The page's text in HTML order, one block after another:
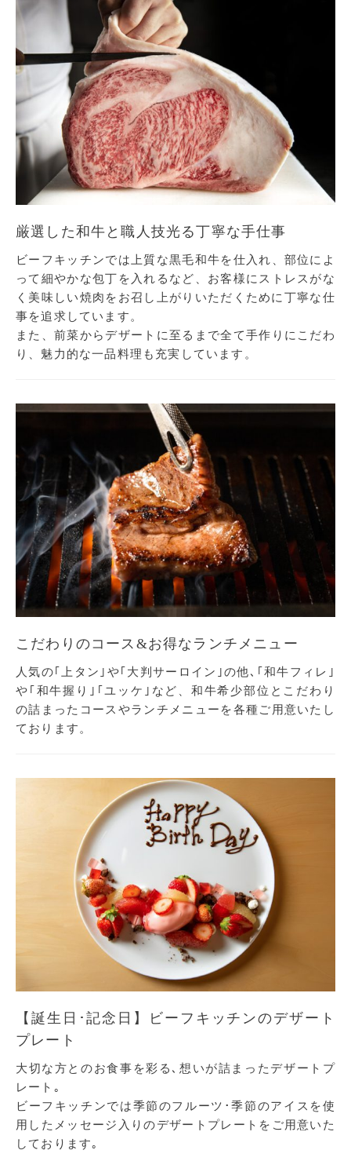
厳選した和牛と職人技光る丁寧な手仕事
ビーフキッチンでは上質な黒毛和牛を仕入れ、部位によ
って細やかな包丁を入れるなど、お客様にストレスがな
く美味しい焼肉をお召し上がりいただくために丁寧な仕
事を追求しています。
また、前菜からデザートに至るまで全て手作りにこだわ
り、魅力的な一品料理も充実しています。
こだわりのコース&お得なランチメニュー
人気の｢上タン｣や｢大判サーロイン｣の他､｢和牛フィレ｣
や｢和牛握り｣｢ユッケ｣など、和牛希少部位とこだわり
の詰まったコースやランチメニューを各種ご用意いたし
ております。
【誕生日･記念日】ビーフキッチンのデザート
プレート
大切な方とのお食事を彩る､想いが詰まったデザートプ
レート｡
ビーフキッチンでは季節のフルーツ･季節のアイスを使
用したメッセージ入りのデザートプレートをご用意いた
しております｡